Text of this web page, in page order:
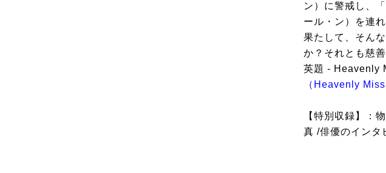
ン）に警戒し、
ール・ン）を連
果たして、そん
か？それとも慈
英題 - Heavenly
（Heavenly
【特別収録】：
真 /俳優のインタ